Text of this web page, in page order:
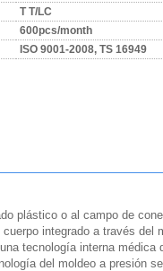
T T/LC
600pcs/month
ISO 9001-2008, TS 16949
plástico o al campo de
integrado a través del
tecnología interna médica
del moldeo a presión